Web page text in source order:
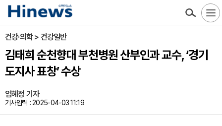
건강·의학 > 건강일반
김태희 순천향대 부천병원 산부인과 교수, ‘경기
도지사 표창’ 수상
임혜정 기자
기사입력 : 2025-04-03 11:19